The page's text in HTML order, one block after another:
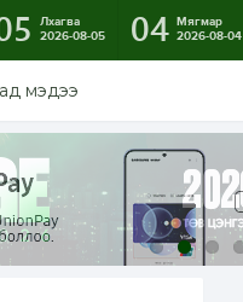
Лхагва
2026-08-05
04 Мягмар
2026-08-04
мэдээ